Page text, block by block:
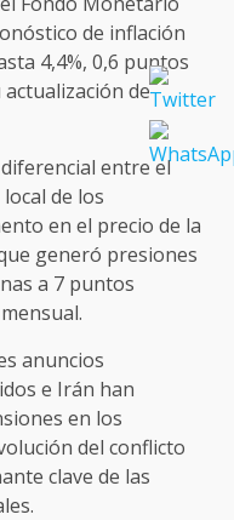
de inflación
4,4%, 0,6 puntos
de
entre el
de los
en el precio de la
generó presiones
a 7 puntos
anuncios
e Irán han
en los
del conflicto
clave de las